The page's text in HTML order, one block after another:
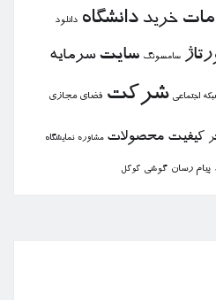
خرید دانشگاه دانلود
سامسونگ سایت سرمایه
اجتماعی شركت فضای مجازی
كیفیت محصولات مشاوره نمایشگاه
پیام رسان گوشی گوگل